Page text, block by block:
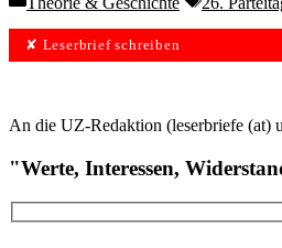
✘ Leserbrief schreiben
An die UZ-Redaktion (leserbriefe (at)
"Werte, Inte­ressen,